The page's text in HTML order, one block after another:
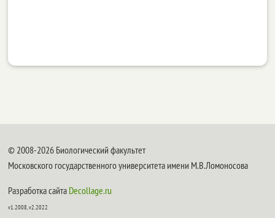
© 2008-2026 Биологический факультет
Московского государственного университета имени М.В.Ломоносова
Разработка сайта Decollage.ru
v1.2008, v2.2022